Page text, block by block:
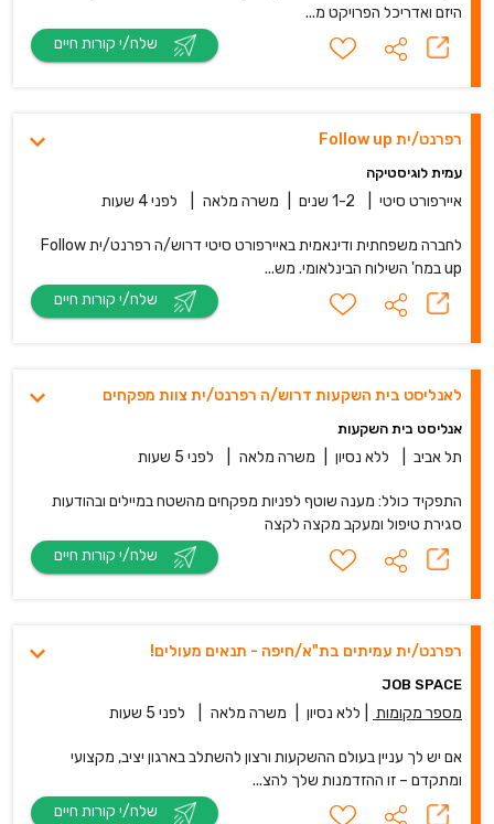
היזם ואדריכל הפרויקט מ...
רפרנט/ית Follow up
עמית לוגיסטיקה
איירפורט סיטי 1-2 שנים משרה מלאה לפני 4 שעות
לחברה משפחתית ודינאמית באיירפורט סיטי דרוש/ה רפרנט/ית Follow
up במח' השילוח הבינלאומי. מש...
לאנליסט בית השקעות דרוש/ה רפרנט/ית צוות מפקחים
אנליסט בית השקעות
תל אביב ללא נסיון משרה מלאה לפני 5 שעות
התפקיד כולל: מענה שוטף לפניות מפקחים מהשטח במיילים ובהודעות
סגירת טיפול ומעקב מקצה לקצה
רפרנט/ית עמיתים בת"א/חיפה - תנאים מעולים!
JOB SPACE
מספר מקומות ללא נסיון משרה מלאה לפני 5 שעות
אם יש לך עניין בעולם ההשקעות ורצון להשתלב בארגון יציב, מקצועי
ומתקדם – זו ההזדמנות שלך להצ...